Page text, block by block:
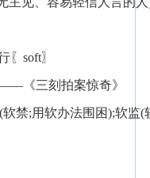
soft〗
《三刻拍案惊奇》
禁;用软办法围困);软监(